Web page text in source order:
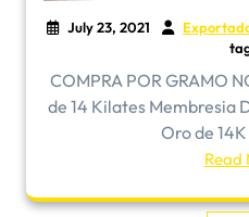
July 23, 2021
COMPRA POR GRAMO
de 14 Kilates Membresia
Oro de
Read